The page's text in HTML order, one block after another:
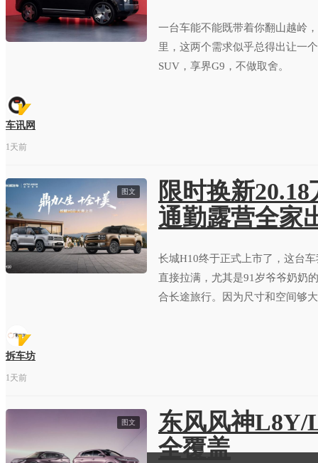
一台车能不能既带着你翻山越岭
里，这两个需求似乎总得出让一
SUV，享界G9，不做取舍。
车讯网
1天前
图文
限时换新
通勤露营全家
长城H10终于正式上市了，这台
直接拉满，尤其是91岁爷爷奶奶
合长途旅行。因为尺寸和空间够
拆车坊
1天前
图文
东风风神L8Y/
全覆盖